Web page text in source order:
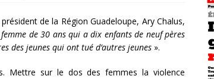
de la Région Guadeloupe, Ary Chalus,
femme de 30 ans qui a dix enfants de neuf pères
des jeunes qui ont tué d’autres jeunes ».
Mettre sur le dos des femmes la violence